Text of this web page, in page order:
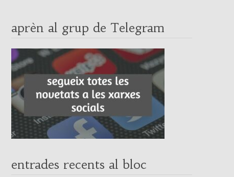
aprèn al grup de Telegram
entrades recents al bloc